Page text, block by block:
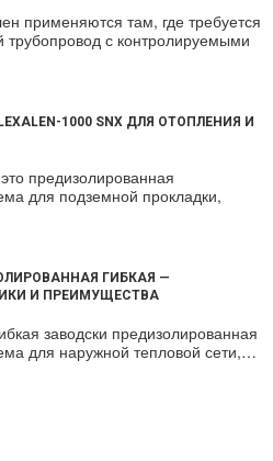
применяются там, где требуется
с контролируемыми
1000 SNX ДЛЯ ОТОПЛЕНИЯ И
предизолированная
для подземной прокладки,
ГИБКАЯ —
И ПРЕИМУЩЕСТВА
заводски предизолированная
для наружной тепловой сети,…